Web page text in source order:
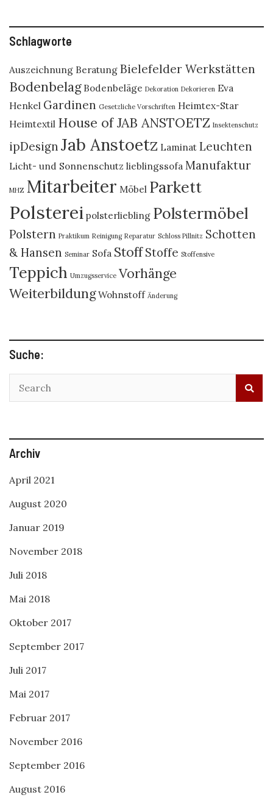
Schlagworte
Auszeichnung Beratung Bielefelder Werkstätten
Bodenbelag Bodenbeläge Dekoration Dekorieren Eva
Henkel Gardinen Gesetzliche Vorschriften Heimtex-Star
Heimtextil House of JAB ANSTOETZ Insektenschutz
ipDesign Jab Anstoetz Laminat Leuchten
Licht- und Sonnenschutz lieblingssofa Manufaktur
MHZ Mitarbeiter Möbel Parkett
Polsterei polsterliebling Polstermöbel
Polstern Praktikum Reinigung Reparatur Schloss Pillnitz Schotten
& Hansen Seminar Sofa Stoff Stoffe Stoffensive
Teppich Umzugsservice Vorhänge
Weiterbildung Wohnstoff Änderung
Suche:
Archiv
April 2021
August 2020
Januar 2019
November 2018
Juli 2018
Mai 2018
Oktober 2017
September 2017
Juli 2017
Mai 2017
Februar 2017
November 2016
September 2016
August 2016